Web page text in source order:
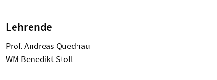
Lehrende
Prof. Andreas Quednau
WM Benedikt Stoll